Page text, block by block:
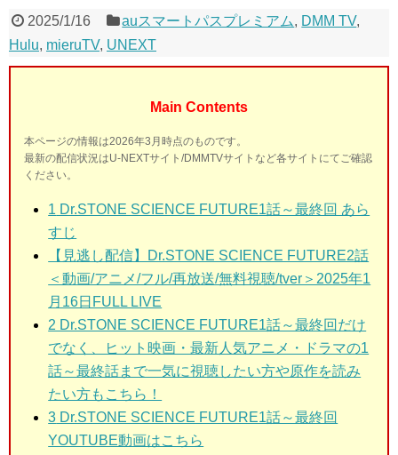
2025/1/16 auスマートパスプレミアム, DMM TV,
Hulu, mieruTV, UNEXT
Main Contents
本ページの情報は2026年3月時点のものです。
最新の配信状況はU-NEXTサイト/DMMTVサイトなど各サイトにてご確認
ください。
1 Dr.STONE SCIENCE FUTURE1話～最終回 あら
すじ
【見逃し配信】Dr.STONE SCIENCE FUTURE2話
＜動画/アニメ/フル/再放送/無料視聴/tver＞2025年1
月16日FULL LIVE
2 Dr.STONE SCIENCE FUTURE1話～最終回 だけ
でなく、ヒット映画・最新人気アニメ・ドラマの1
話～最終話まで一気に視聴したい方や原作を読み
たい方もこちら！
3 Dr.STONE SCIENCE FUTURE1話～最終回
YOUTUBE動画はこちら